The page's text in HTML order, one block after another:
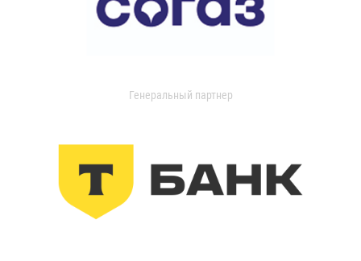
Генеральный партнер